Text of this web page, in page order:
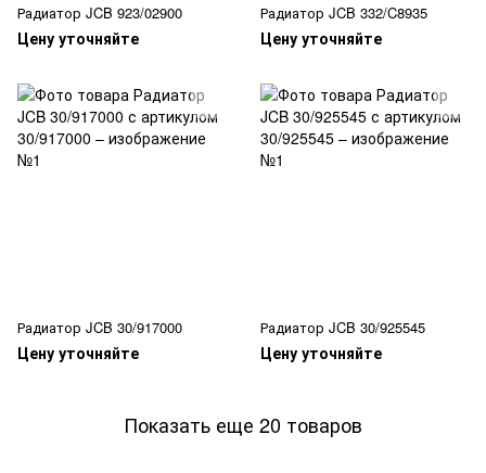
Радиатор JCB 923/02900
Цену уточняйте
Радиатор JCB 332/C8935
Цену уточняйте
Радиатор JCB 30/917000
Цену уточняйте
Радиатор JCB 30/925545
Цену уточняйте
Показать еще 20 товаров